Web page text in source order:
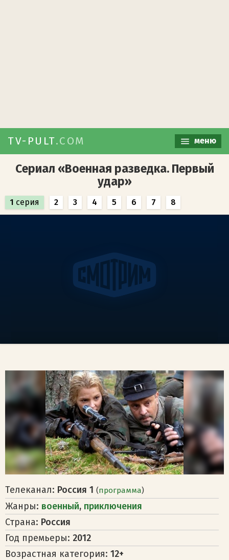
TV-PULT.COM меню
Сериал «Военная разведка. Первый
удар»
1 серия 2 3 4 5 6 7 8
Телеканал: Россия 1 (программа)
Жанры: военный, приключения
Страна: Россия
Год премьеры: 2012
Возрастная категория: 12+